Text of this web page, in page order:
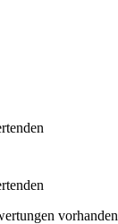
vorhanden